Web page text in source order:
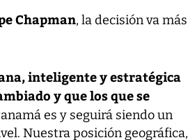
Chapman, la decisión va más
inteligente y estratégica
y que los que se
es y seguirá siendo un
Nuestra posición geográfica,